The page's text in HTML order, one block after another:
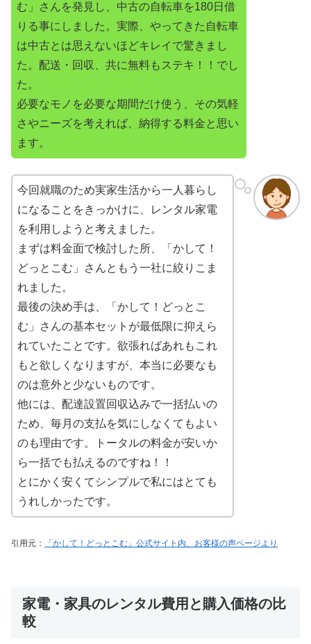
む」さんを発見し、中古の自転車を180日借
りる事にしました。実際、やってきた自転車
は中古とは思えないほどキレイで驚きまし
た。配送・回収、共に無料もステキ！！でし
た。
必要なモノを必要な期間だけ使う、その気軽
さやニーズを考えれば、納得する料金と思い
ます。
今回就職のため実家生活から一人暮らし
になることをきっかけに、レンタル家電
を利用しようと考えました。
まずは料金面で検討した所、「かして！
どっとこむ」さんともう一社に絞りこま
れました。
最後の決め手は、「かして！どっとこ
む」さんの基本セットが最低限に抑えら
れていたことです。欲張ればあれもこれ
もと欲しくなりますが、本当に必要なも
のは意外と少ないものです。
他には、配達設置回収込みで一括払いの
ため、毎月の支払を気にしなくてもよい
のも理由です。トータルの料金が安いか
ら一括でも払えるのですね！！
とにかく安くてシンプルで私にはとても
うれしかったです。
引用元： 「かして！どっとこむ」公式サイト内、お客様の声ページより
家電・家具のレンタル費用と購入価格の比
較